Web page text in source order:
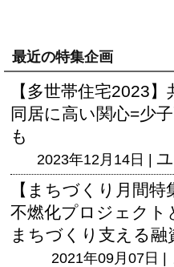
最近の特集企画
【多世帯住宅2023
同居に高い関心=少
も
2023年12月14日 |
【まちづくり月間
不燃化プロジェクト
まちづくり支える
2021年09月07日 |